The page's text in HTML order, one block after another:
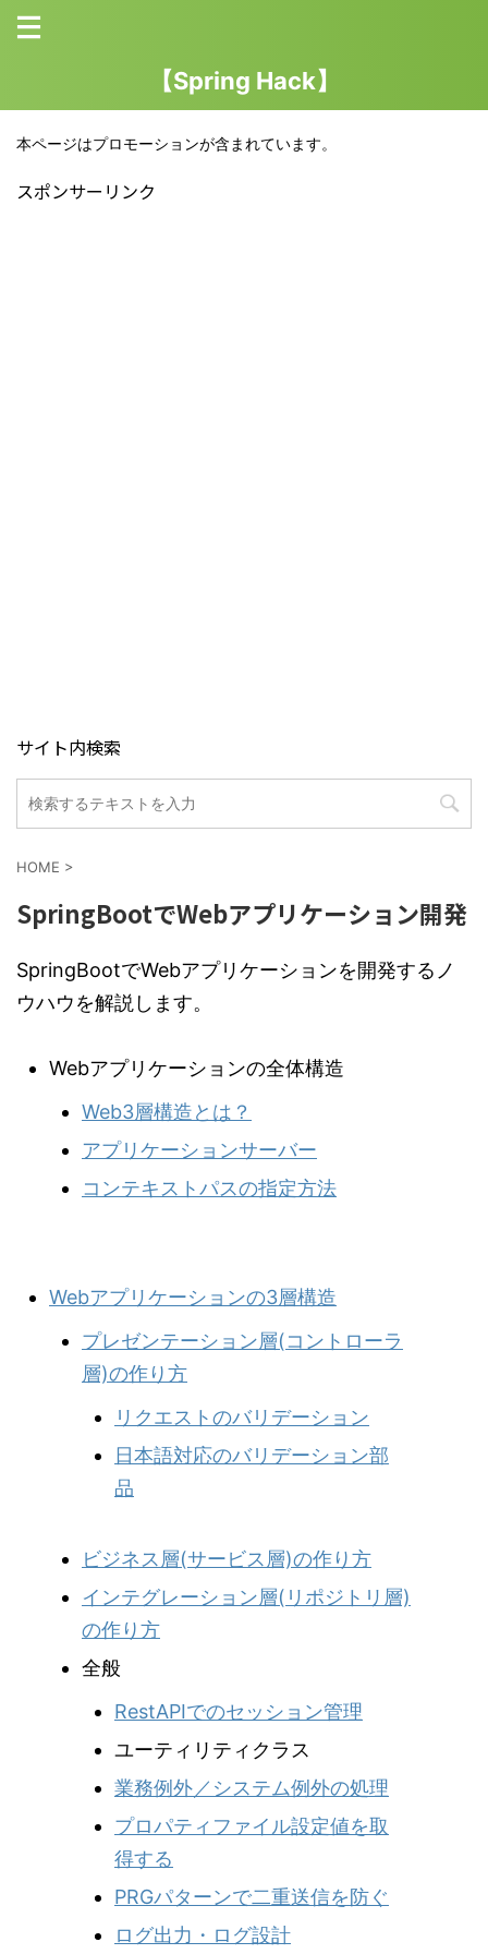
【Spring Hack】
本ページはプロモーションが含まれています。
スポンサーリンク
サイト内検索
HOME >
SpringBootでWebアプリケーション開発
SpringBootでWebアプリケーションを開発するノ
ウハウを解説します。
Webアプリケーションの全体構造
Web3層構造とは？
アプリケーションサーバー
コンテキストパスの指定方法
Webアプリケーションの3層構造
プレゼンテーション層(コントローラ
層)の作り方
リクエストのバリデーション
日本語対応のバリデーション部
品
ビジネス層(サービス層)の作り方
インテグレーション層(リポジトリ層)
の作り方
全般
RestAPIでのセッション管理
ユーティリティクラス
業務例外／システム例外の処理
プロパティファイル設定値を取
得する
PRGパターンで二重送信を防ぐ
ログ出力・ログ設計